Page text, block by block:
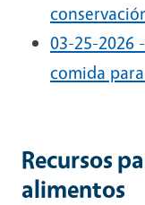
03-25-2026
comida
Recursos
alimentos